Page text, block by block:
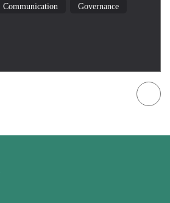
Communication Governance